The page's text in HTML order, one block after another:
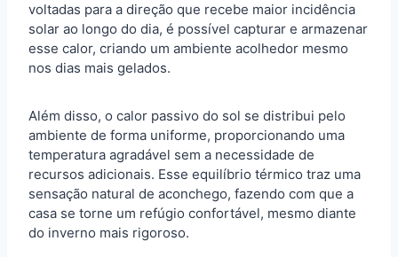
voltadas para a direção que recebe maior incidência
solar ao longo do dia, é possível capturar e armazenar
esse calor, criando um ambiente acolhedor mesmo
nos dias mais gelados.
Além disso, o calor passivo do sol se distribui pelo
ambiente de forma uniforme, proporcionando uma
temperatura agradável sem a necessidade de
recursos adicionais. Esse equilíbrio térmico traz uma
sensação natural de aconchego, fazendo com que a
casa se torne um refúgio confortável, mesmo diante
do inverno mais rigoroso.